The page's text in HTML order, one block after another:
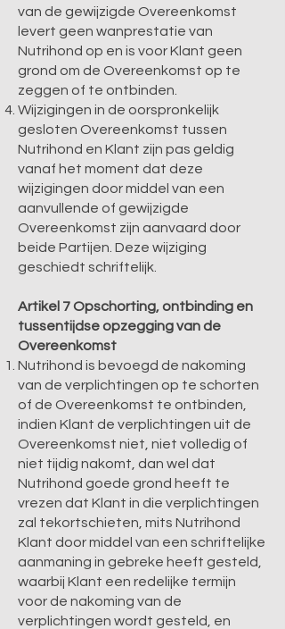
van de gewijzigde Overeenkomst
levert geen wanprestatie van
Nutrihond op en is voor Klant geen
grond om de Overeenkomst op te
zeggen of te ontbinden.
Wijzigingen in de oorspronkelijk
gesloten Overeenkomst tussen
Nutrihond en Klant zijn pas geldig
vanaf het moment dat deze
wijzigingen door middel van een
aanvullende of gewijzigde
Overeenkomst zijn aanvaard door
beide Partijen. Deze wijziging
geschiedt schriftelijk.
Artikel 7 Opschorting, ontbinding en
tussentijdse opzegging van de
Overeenkomst
Nutrihond is bevoegd de nakoming
van de verplichtingen op te schorten
of de Overeenkomst te ontbinden,
indien Klant de verplichtingen uit de
Overeenkomst niet, niet volledig of
niet tijdig nakomt, dan wel dat
Nutrihond goede grond heeft te
vrezen dat Klant in die verplichtingen
zal tekortschieten, mits Nutrihond
Klant door middel van een schriftelijke
aanmaning in gebreke heeft gesteld,
waarbij Klant een redelijke termijn
voor de nakoming van de
verplichtingen wordt gesteld, en